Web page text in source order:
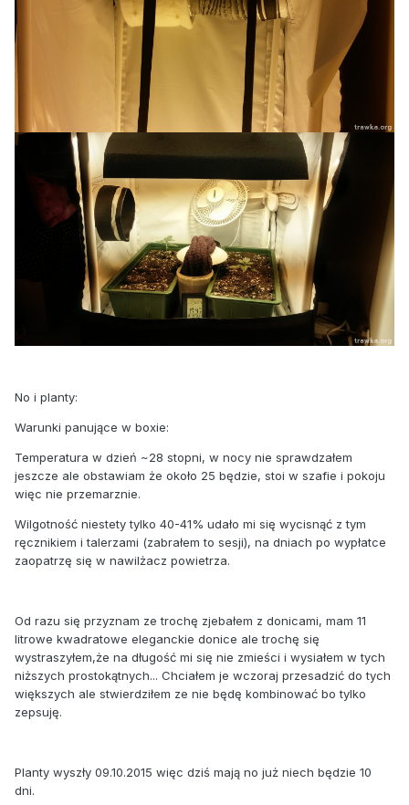
No i planty:
Warunki panujące w boxie:
Temperatura w dzień ~28 stopni, w nocy nie sprawdzałem
jeszcze ale obstawiam że około 25 będzie, stoi w szafie i pokoju
więc nie przemarznie.
Wilgotność niestety tylko 40-41% udało mi się wycisnąć z tym
ręcznikiem i talerzami (zabrałem to sesji), na dniach po wypłatce
zaopatrzę się w nawilżacz powietrza.
Od razu się przyznam ze trochę zjebałem z donicami, mam 11
litrowe kwadratowe eleganckie donice ale trochę się
wystraszyłem,że na długość mi się nie zmieści i wysiałem w tych
niższych prostokątnych... Chciałem je wczoraj przesadzić do tych
większych ale stwierdziłem ze nie będę kombinować bo tylko
zepsuję.
Planty wyszły 09.10.2015 więc dziś mają no już niech będzie 10
dni.